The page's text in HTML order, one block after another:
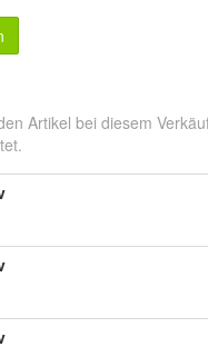
Artikel bei diesem